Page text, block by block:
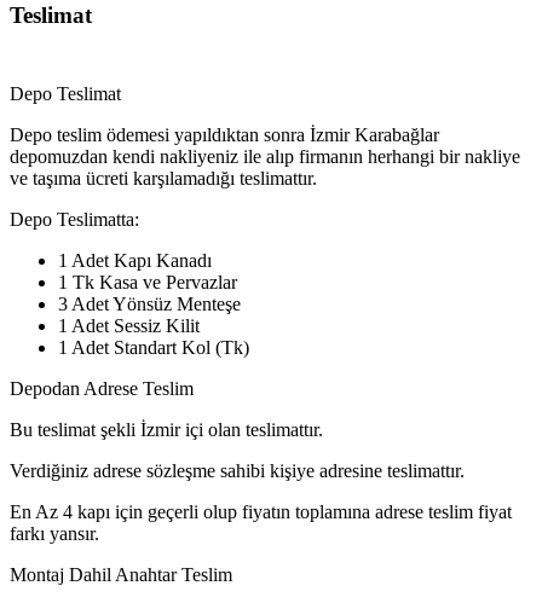
Teslimat
Depo Teslimat
Depo teslim ödemesi yapıldıktan sonra İzmir Karabağlar
depomuzdan kendi nakliyeniz ile alıp firmanın herhangi bir nakliye
ve taşıma ücreti karşılamadığı teslimattır.
Depo Teslimatta:
1 Adet Kapı Kanadı
1 Tk Kasa ve Pervazlar
3 Adet Yönsüz Menteşe
1 Adet Sessiz Kilit
1 Adet Standart Kol (Tk)
Depodan Adrese Teslim
Bu teslimat şekli İzmir içi olan teslimattır.
Verdiğiniz adrese sözleşme sahibi kişiye adresine teslimattır.
En Az 4 kapı için geçerli olup fiyatın toplamına adrese teslim fiyat
farkı yansır.
Montaj Dahil Anahtar Teslim